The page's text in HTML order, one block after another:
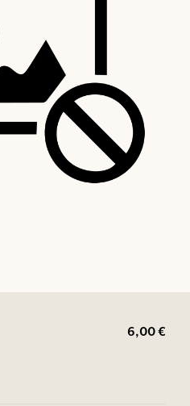
6,00 €